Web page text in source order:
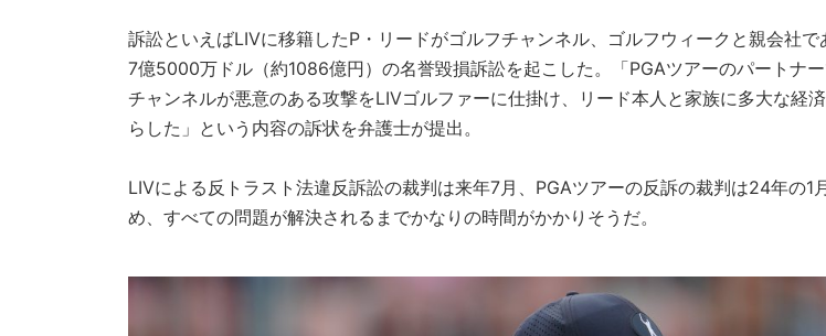
訴訟といえばLIVに移籍したP・リードがゴルフチャンネル、ゴルフウィークと親会社で
7億5000万ドル（約1086億円）の名誉毀損訴訟を起こした。「PGAツアーのパートナ
チャンネルが悪意のある攻撃をLIVゴルファーに仕掛け、リード本人と家族に多大な経
らした」という内容の訴状を弁護士が提出。
LIVによる反トラスト法違反訴訟の裁判は来年7月、PGAツアーの反訴の裁判は24年の1
め、すべての問題が解決されるまでかなりの時間がかかりそうだ。